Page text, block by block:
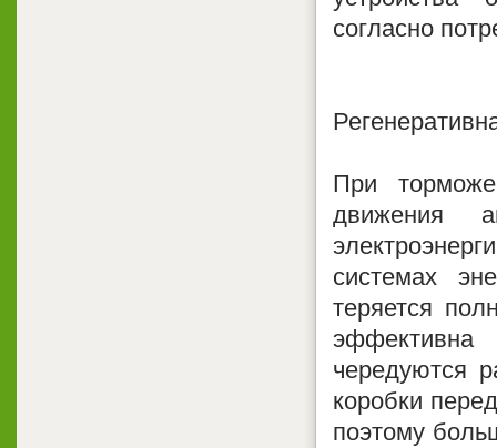
согласно
При
движения
системах
теряется
эффективна
чередуются
коробки
поэтому